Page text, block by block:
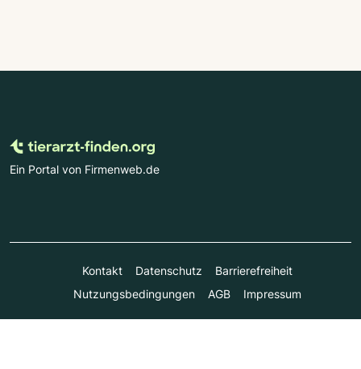
Ein Portal von Firmenweb.de
Kontakt Datenschutz
Barrierefreiheit
Nutzungsbedingungen
AGB Impressum